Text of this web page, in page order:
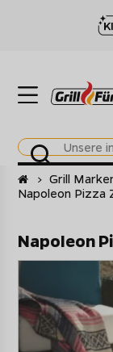
Startseite
> Grill
Napoleon Pizza
Napoleon